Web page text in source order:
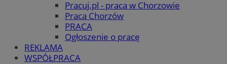
Pracuj.pl - praca w Chorzowie
Praca Chorzów
PRACA
Ogłoszenie o pracę
REKLAMA
WSPÓŁPRACA